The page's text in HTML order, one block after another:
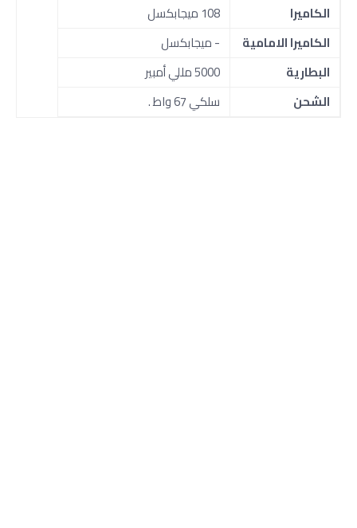
الكاميرا
108 ميجابكسل
الكاميرا الامامية
- ميجابكسل
البطارية
5000 مللي أمبير
الشحن
سلكي 67 واط .